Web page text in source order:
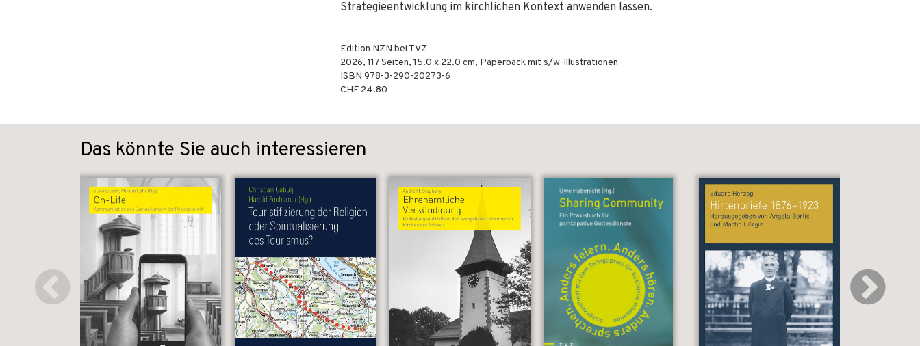
Strategieentwicklung im kirchlichen Kontext anwenden lassen.
Edition NZN bei TVZ
2026, 117Seiten, 15.0 x 22.0 cm, Paperback mit s/w-Illustrationen
ISBN 978-3-290-20273-6
CHF 24.80
Das könnte Sie auch interessieren